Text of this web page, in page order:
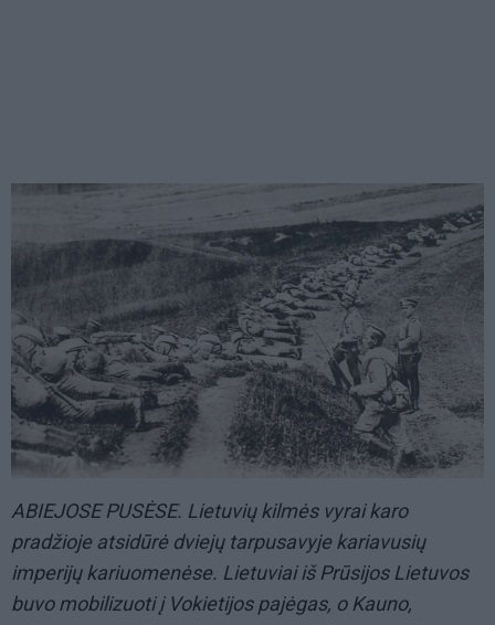
ABIEJOSE PUSĖSE. Lietuvių kilmės vyrai karo
pradžioje atsidūrė dviejų tarpusavyje kariavusių
imperijų kariuomenėse. Lietuviai iš Prūsijos Lietuvos
buvo mobilizuoti į Vokietijos pajėgas, o Kauno,